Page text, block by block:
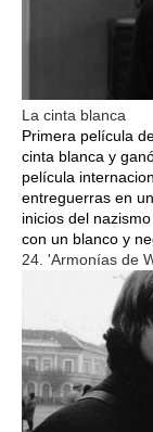
La cinta blanca
Primera película
cinta blanca y
película
entreguerras en
inicios del
con un blanco y
24. 'Armonías de